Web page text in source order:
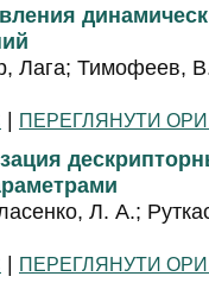
Лага; Тимофеев,
| ПЕРЕГЛЯНУТИ
Л. А.;
| ПЕРЕГЛЯНУТИ